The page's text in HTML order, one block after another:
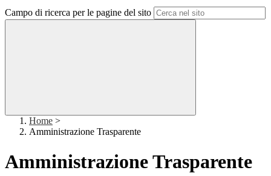
Campo di ricerca per le pagine del sito
Home >
Amministrazione Trasparente
Amministrazione Trasparente